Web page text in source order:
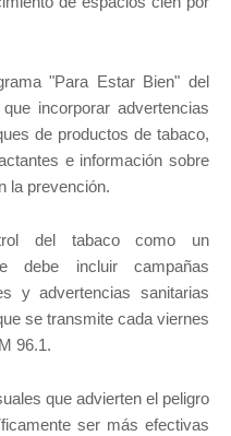
"Para Estar Bien" del
incorporar advertencias
de productos de tabaco,
e información sobre
la prevención.
del tabaco como un
debe incluir campañas
y advertencias sanitarias
se transmite cada viernes
96.1.
que advierten el peligro
ser más efectivas